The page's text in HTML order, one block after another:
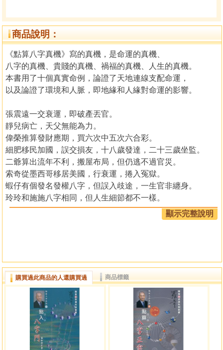
商品說明：
《點算八字真機》寫的真機，是命運的真機、
八字的真機、貴賤的真機、禍福的真機、人生的真機。
本書用了十個真實命例，論證了天地連線支配命運，
以及論證了環境和人脈，即地緣和人緣對命運的影響。
張震遠一交衰運，即破產丟官。
靜兒病亡，天父無能為力。
偉榮推算發財應期，買六次中五次六合彩。
細肥移民加國，誤交損友，十八歲發達，二十三歲坐監。
二爺算出流年不利，搬屋布局，但仍逃不過官災。
索奇從墨西哥移居美國，行衰運，捲入冤獄。
蝦仔有個發名發權八字，但誤入歧途，一生官非纏身。
玲玲和施施八字相同，但人生細節都不一樣。
德蘭修女信靠主，但吉凶禍福仍受天地連線的支配。
以及歲運吉凶禍福，無不奇中。
第一章 張力與九柱同參 12
張震遠的官非 12
我兒承氣構門閭 13
顯示完整說明
購買過此商品的人還購買過 商品標籤